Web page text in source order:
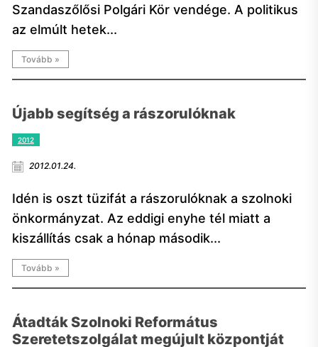
Szandaszőlősi Polgári Kör vendége. A politikus
az elmúlt hetek...
Tovább »
Újabb segítség a rászorulóknak
2012
2012.01.24.
Idén is oszt tüzifát a rászorulóknak a szolnoki
önkormányzat. Az eddigi enyhe tél miatt a
kiszállítás csak a hónap második...
Tovább »
Átadták Szolnoki Református
Szeretetszolgálat megújult központját